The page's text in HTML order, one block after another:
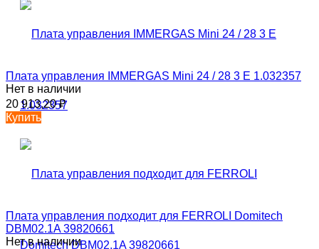
Плата управления IMMERGAS Mini 24 / 28 3 E 1.032357
Нет в наличии
20 913,20₽
Купить
Плата управления подходит для FERROLI Domitech
DBM02.1A 39820661
Нет в наличии